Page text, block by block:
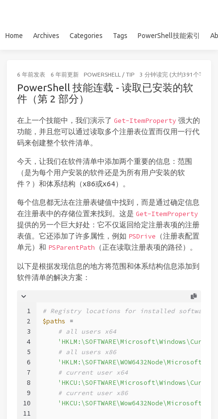
Home Archives Categories Tags PowerShell技能索引
6 年前发表 6 年前更新 POWERSHELL / TIP 3 分钟读完 (大约391个字)
PowerShell 技能连载 - 读取已安装的软
件（第 2 部分）
在上一个技能中，我们演示了 Get-ItemProperty 强大的
功能，并且您可以通过读取多个注册表位置而仅用一行代
码来创建整个软件清单。
今天，让我们在软件清单中添加两个重要的信息：范围
（是为每个用户安装的软件还是为所有用户安装的软
件？）和体系结构（x86或x64）。
每个信息都无法在注册表键值中找到，而是通过确定信息
在注册表中的存储位置来找到。这是 Get-ItemProperty
提供的另一个巨大好处：它不仅返回给定注册表项的注册
表值。它还添加了许多属性，例如 PSDrive （注册表配置
单元）和 PSParentPath （正在读取注册表项的路径）。
以下是根据发现信息的地方将范围和体系结构信息添加到
软件清单的解决方案：
1
2
3
4
5
6
7
8
9
10
11
# Registry locations for installed software
$paths =
# all users x64
# all users x86
# current user x64
# current user x86